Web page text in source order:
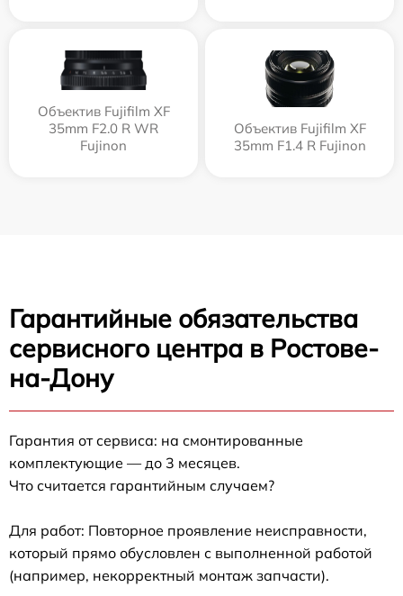
Объектив Fujifilm XF
35mm F2.0 R WR
Fujinon
Объектив Fujifilm XF
35mm F1.4 R Fujinon
Гарантийные обязательства
сервисного центра в Ростове-
на-Дону
Гарантия от сервиса: на смонтированные
комплектующие — до 3 месяцев.
Что считается гарантийным случаем?
Для работ: Повторное проявление неисправности,
который прямо обусловлен с выполненной работой
(например, некорректный монтаж запчасти).